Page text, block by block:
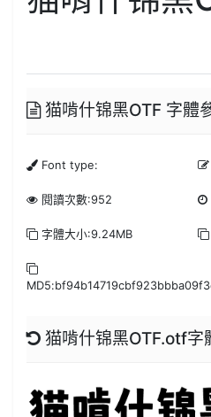
猫啃什锦黑OTF 字體
Font type:
閱讀次數:952
字體大小:9.24MB
猫啃什锦黑OTF.otf字